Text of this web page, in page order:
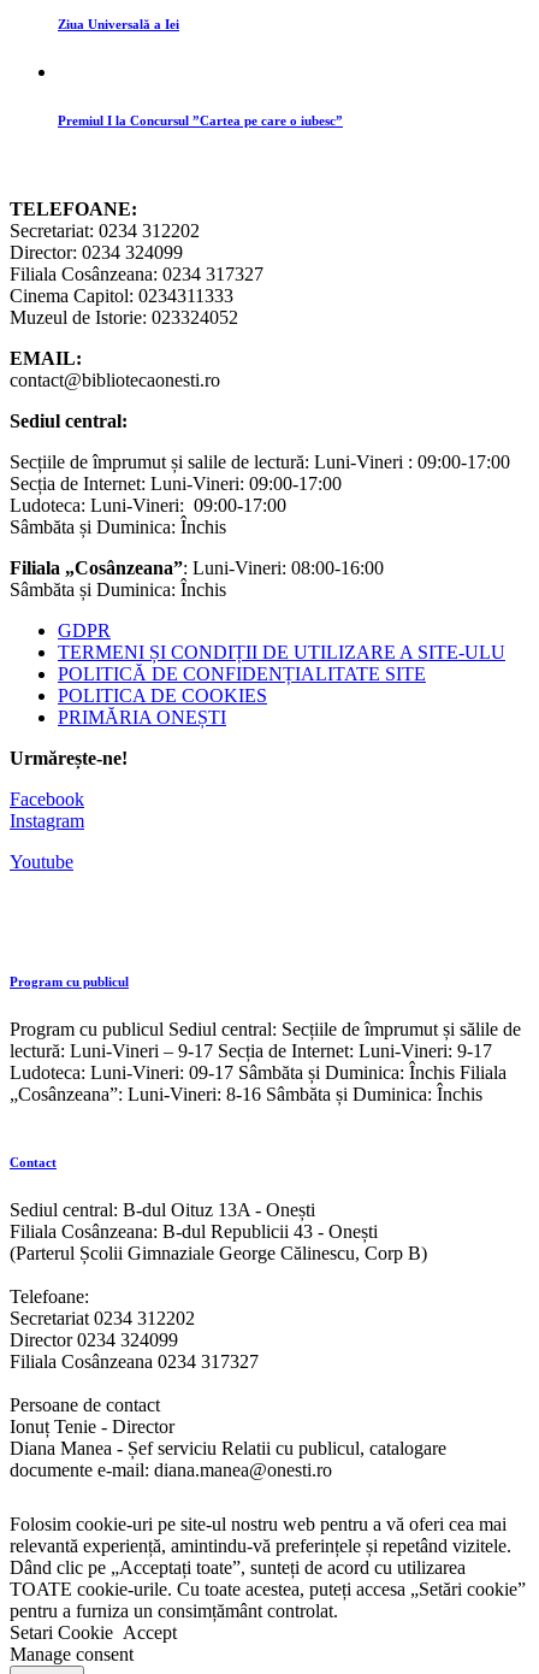
Ziua Universală a Iei
Premiul I la Concursul ”Cartea pe care o iubesc”
TELEFOANE:
Secretariat: 0234 312202
Director: 0234 324099
Filiala Cosânzeana: 0234 317327
Cinema Capitol: 0234311333
Muzeul de Istorie: 023324052
EMAIL:
contact@bibliotecaonesti.ro
Sediul central:
Secțiile de împrumut și salile de lectură: Luni-Vineri : 09:00-17:00
Secția de Internet: Luni-Vineri: 09:00-17:00
Ludoteca: Luni-Vineri: 09:00-17:00
Sâmbăta și Duminica: Închis
Filiala „Cosânzeana”: Luni-Vineri: 08:00-16:00
Sâmbăta și Duminica: Închis
GDPR
TERMENI ȘI CONDIȚII DE UTILIZARE A SITE-ULU
POLITICĂ DE CONFIDENȚIALITATE SITE
POLITICA DE COOKIES
PRIMĂRIA ONEȘTI
Urmărește-ne!
Facebook
Instagram
Youtube
Program cu publicul
Program cu publicul Sediul central: Secțiile de împrumut și sălile de
lectură: Luni-Vineri – 9-17 Secția de Internet: Luni-Vineri: 9-17
Ludoteca: Luni-Vineri: 09-17 Sâmbăta și Duminica: Închis Filiala
„Cosânzeana”: Luni-Vineri: 8-16 Sâmbăta și Duminica: Închis
Contact
Sediul central: B-dul Oituz 13A - Onești
Filiala Cosânzeana: B-dul Republicii 43 - Onești
(Parterul Școlii Gimnaziale George Călinescu, Corp B)
Telefoane:
Secretariat 0234 312202
Director 0234 324099
Filiala Cosânzeana 0234 317327
Persoane de contact
Ionuț Tenie - Director
Diana Manea - Șef serviciu Relatii cu publicul, catalogare
documente e-mail: diana.manea@onesti.ro
Folosim cookie-uri pe site-ul nostru web pentru a vă oferi cea mai
relevantă experiență, amintindu-vă preferințele și repetând vizitele.
Dând clic pe „Acceptați toate”, sunteți de acord cu utilizarea
TOATE cookie-urile. Cu toate acestea, puteți accesa „Setări cookie”
pentru a furniza un consimțământ controlat.
Setari Cookie Accept
Manage consent